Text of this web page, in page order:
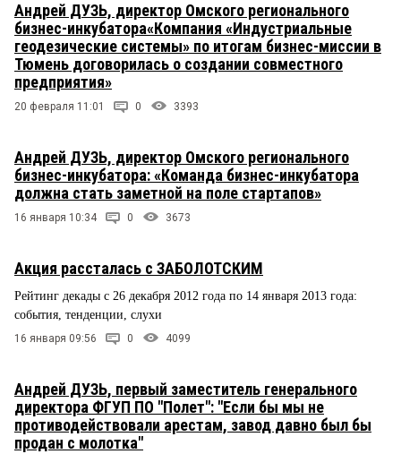
Андрей ДУЗЬ, директор Омского регионального
бизнес-инкубатора«Компания «Индустриальные
геодезические системы» по итогам бизнес-миссии в
Тюмень договорилась о создании совместного
предприятия»
20 февраля 11:01 0 3393
Андрей ДУЗЬ, директор Омского регионального
бизнес-инкубатора: «Команда бизнес-инкубатора
должна стать заметной на поле стартапов»
16 января 10:34 0 3673
Акция рассталась с ЗАБОЛОТСКИМ
Рейтинг декады с 26 декабря 2012 года по 14 января 2013 года:
события, тенденции, слухи
16 января 09:56 0 4099
Андрей ДУЗЬ, первый заместитель генерального
директора ФГУП ПО "Полет": "Если бы мы не
противодействовали арестам, завод давно был бы
продан с молотка"